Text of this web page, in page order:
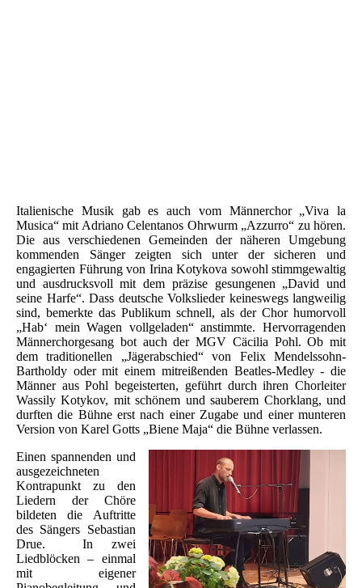
Italienische Musik gab es auch vom Männerchor „Viva la
Musica“ mit Adriano Celentanos Ohrwurm „Azzurro“ zu hören.
Die aus verschiedenen Gemeinden der näheren Umgebung
kommenden Sänger zeigten sich unter der sicheren und
engagierten Führung von Irina Kotykova sowohl stimmgewaltig
und ausdrucksvoll mit dem präzise gesungenen „David und
seine Harfe“. Dass deutsche Volkslieder keineswegs langweilig
sind, bemerkte das Publikum schnell, als der Chor humorvoll
„Hab‘ mein Wagen vollgeladen“ anstimmte. Hervorragenden
Männerchorgesang bot auch der MGV Cäcilia Pohl. Ob mit
dem traditionellen „Jägerabschied“ von Felix Mendelssohn-
Bartholdy oder mit einem mitreißenden Beatles-Medley - die
Männer aus Pohl begeisterten, geführt durch ihren Chorleiter
Wassily Kotykov, mit schönem und sauberem Chorklang, und
durften die Bühne erst nach einer Zugabe und einer munteren
Version von Karel Gotts „Biene Maja“ die Bühne verlassen.
Einen spannenden und
ausgezeichneten
Kontrapunkt zu den
Liedern der Chöre
bildeten die Auftritte
des Sängers Sebastian
Drue. In zwei
Liedblöcken – einmal
mit eigener